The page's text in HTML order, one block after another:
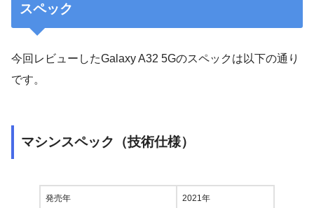
スペック
今回レビューしたGalaxy A32 5Gのスペックは以下の通り
です。
マシンスペック（技術仕様）
発売年 2021年